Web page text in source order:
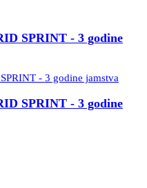
SPRINT - 3 godine
SPRINT - 3 godine